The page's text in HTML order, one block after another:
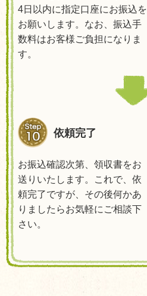
4日以内に指定口座にお振込を
お願いします。なお、振込手
数料はお客様ご負担になりま
す。
依頼完了
お振込確認次第、領収書をお
送りいたします。これで、依
頼完了ですが、その後何かあ
りましたらお気軽にご相談下
さい。